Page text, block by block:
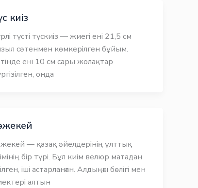
киіз
түсті түскиіз — жиегі ені 21,5 см
сәтенмен көмкерілген бұйым.
ені 10 см сары жолақтар
онда
— қазақ әйелдерінің ұлттық
бір түрі. Бұл киім велюр матадан
іші астарланған. Алдыңғы бөлігі мен
алтын